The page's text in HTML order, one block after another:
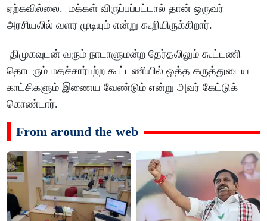
ஏற்கவில்லை. மக்கள் விருப்பப்பட்டால் தான் ஒருவர்
அரசியலில் வளர முடியும் என்று கூறியிருக்கிறார்.
திமுகவுடன் வரும் நாடாளுமன்ற தேர்தலிலும் கூட்டணி
தொடரும் மதச்சார்பற்ற கூட்டணியில் ஒத்த கருத்துடைய
காட்சிகளும் இணைய வேண்டும் என்று அவர் கேட்டுக்
கொண்டார்.
From around the web